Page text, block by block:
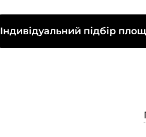
Індивідуальний підбір